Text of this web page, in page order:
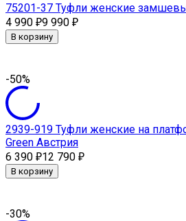
75201-37 Туфли женские
4 990 ₽9 990 ₽
В корзину
-50%
2939-919 Туфли женские на
Green Австрия
6 390 ₽12 790 ₽
В корзину
-30%